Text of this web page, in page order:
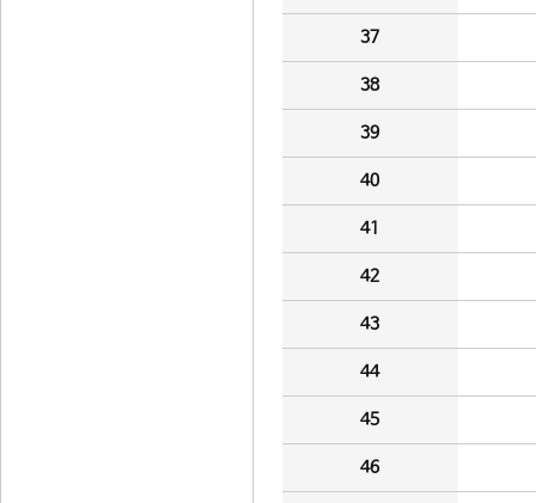
37
38
39
40
41
42
43
44
45
46